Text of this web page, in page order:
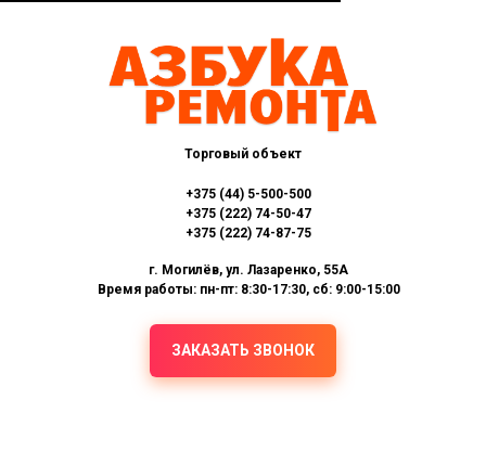
Торговый объект
+375 (44) 5-500-500
+375 (222) 74-50-47
+375 (222) 74-87-75
г. Могилёв, ул. Лазаренко, 55А
Время работы: пн-пт: 8:30-17:30, сб: 9:00-15:00
ЗАКАЗАТЬ ЗВОНОК